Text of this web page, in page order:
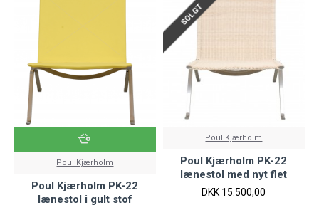
Poul Kjærholm
Poul Kjærholm PK-22
lænestol i gult stof
SOLGT
Poul Kjærholm
Poul Kjærholm PK-22
lænestol med nyt flet
DKK 15.500,00